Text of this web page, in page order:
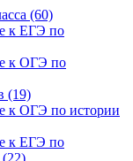
(60)
к ЕГЭ по
к ОГЭ по
(19)
к ОГЭ по истории
к ЕГЭ по